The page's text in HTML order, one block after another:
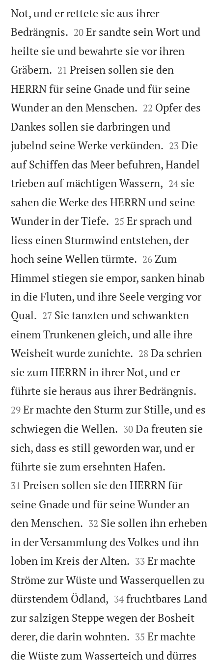
Not, und er rettete sie aus ihrer
Bedrängnis. 

20 Er sandte sein Wort und
heilte sie und bewahrte sie vor ihren
Gräbern. 

21 Preisen sollen sie den
HERRN für seine Gnade und für seine
Wunder an den Menschen. 

22 Opfer des
Dankes sollen sie darbringen und
jubelnd seine Werke verkünden. 

23 Die
auf Schiffen das Meer befuhren, Handel
trieben auf mächtigen Wassern, 

24 sie
sahen die Werke des HERRN und seine
Wunder in der Tiefe. 

25 Er sprach und
liess einen Sturmwind entstehen, der
hoch seine Wellen türmte. 

26 Zum
Himmel stiegen sie empor, sanken hinab
in die Fluten, und ihre Seele verging vor
Qual. 

27 Sie tanzten und schwankten
einem Trunkenen gleich, und alle ihre
Weisheit wurde zunichte. 

28 Da schrien
sie zum HERRN in ihrer Not, und er
führte sie heraus aus ihrer Bedrängnis.
29 Er machte den Sturm zur Stille, und es
schwiegen die Wellen. 

30 Da freuten sie
sich, dass es still geworden war, und er
führte sie zum ersehnten Hafen.
31 Preisen sollen sie den HERRN für
seine Gnade und für seine Wunder an
den Menschen. 

32 Sie sollen ihn erheben
in der Versammlung des Volkes und ihn
loben im Kreis der Alten. 

33 Er machte
Ströme zur Wüste und Wasserquellen zu
dürstendem Ödland, 

34 fruchtbares Land
zur salzigen Steppe wegen der Bosheit
derer, die darin wohnten. 

35 Er machte
die Wüste zum Wasserteich und dürres